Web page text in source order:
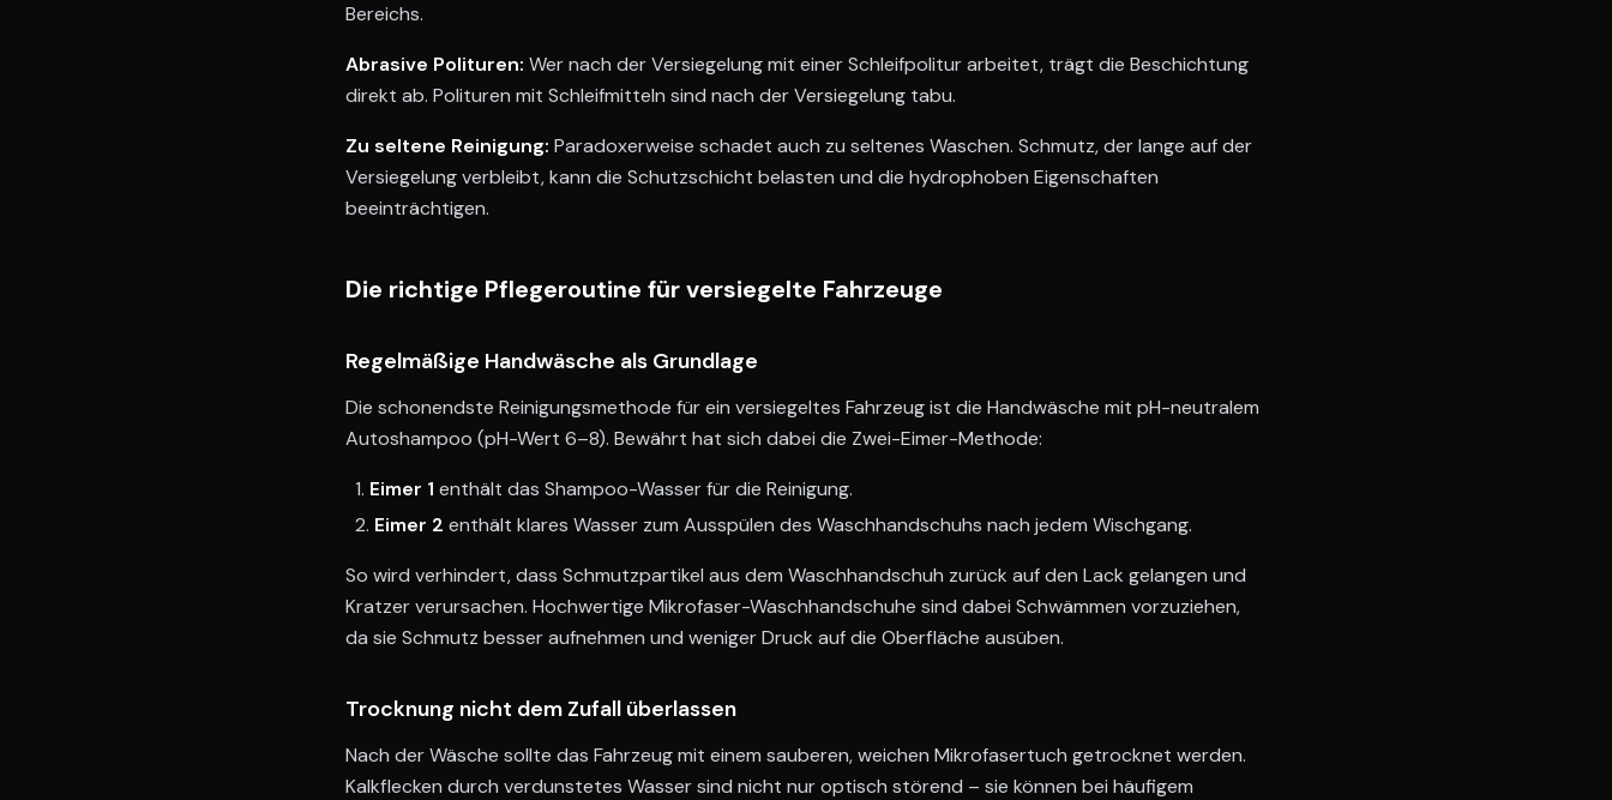
Bereichs.
Abrasive Polituren: Wer nach der Versiegelung mit einer Schleifpolitur arbeitet, trägt die Beschichtung
direkt ab. Polituren mit Schleifmitteln sind nach der Versiegelung tabu.
Zu seltene Reinigung: Paradoxerweise schadet auch zu seltenes Waschen. Schmutz, der lange auf der
Versiegelung verbleibt, kann die Schutzschicht belasten und die hydrophoben Eigenschaften
beeinträchtigen.
Die richtige Pflegeroutine für versiegelte Fahrzeuge
Regelmäßige Handwäsche als Grundlage
Die schonendste Reinigungsmethode für ein versiegeltes Fahrzeug ist die Handwäsche mit pH-neutralem
Autoshampoo (pH-Wert 6–8). Bewährt hat sich dabei die Zwei-Eimer-Methode:
Eimer 1 enthält das Shampoo-Wasser für die Reinigung.
Eimer 2 enthält klares Wasser zum Ausspülen des Waschhandschuhs nach jedem Wischgang.
So wird verhindert, dass Schmutzpartikel aus dem Waschhandschuh zurück auf den Lack gelangen und
Kratzer verursachen. Hochwertige Mikrofaser-Waschhandschuhe sind dabei Schwämmen vorzuziehen,
da sie Schmutz besser aufnehmen und weniger Druck auf die Oberfläche ausüben.
Trocknung nicht dem Zufall überlassen
Nach der Wäsche sollte das Fahrzeug mit einem sauberen, weichen Mikrofasertuch getrocknet werden.
Kalkflecken durch verdunstetes Wasser sind nicht nur optisch störend – sie können bei häufigem